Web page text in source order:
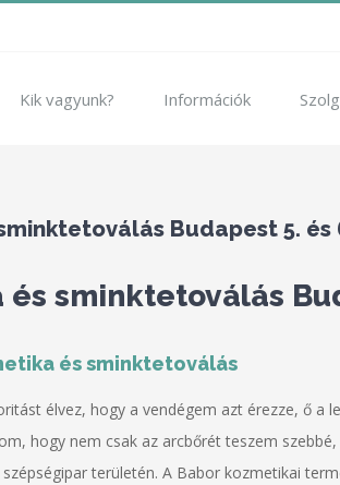
Kik vagyunk? Információk
Budapest 5. és
és sminktetoválás
és sminktetoválás
élvez, hogy a vendégem azt érezze, ő
hogy nem csak az arcbőrét teszem
szépségipar területén. A Babor kozmetikai